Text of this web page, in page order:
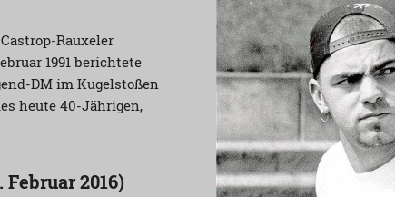
Rauxeler
1991 berichtete
DM im Kugelstoßen
heute 40-Jährigen,
2016)